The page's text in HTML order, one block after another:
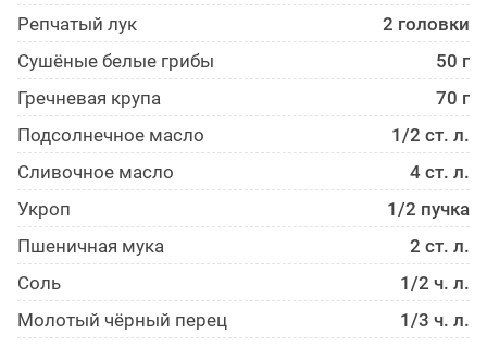
Репчатый лук
2 головки
Сушёные белые грибы
50 г
Гречневая крупа
70 г
Подсолнечное масло
1/2 ст. л.
Сливочное масло
4 ст. л.
Укроп
1/2 пучка
Пшеничная мука
2 ст. л.
Соль
1/2 ч. л.
Молотый чёрный перец
1/3 ч. л.